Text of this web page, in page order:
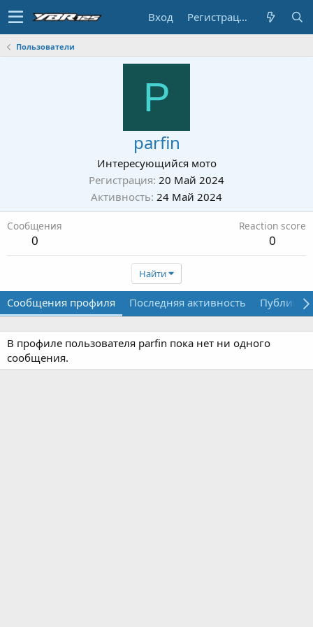
Вход Регистрация
Пользователи
P
parfin
Интересующийся мото
Регистрация 20 Май 2024
Активность 24 Май 2024
Сообщения
0
Reaction score
0
Найти
Сообщения профиля Последняя активность
В профиле пользователя parfin пока нет ни одного
сообщения.